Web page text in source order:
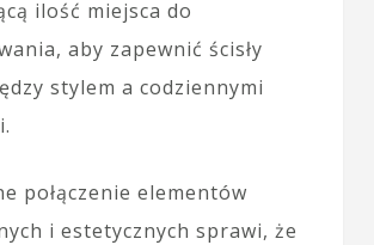
ilość miejsca do
aby zapewnić ścisły
stylem a codziennymi
połączenie elementów
i estetycznych sprawi, że